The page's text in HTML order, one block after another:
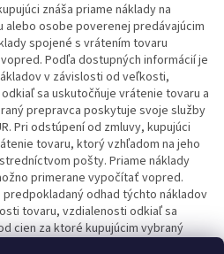
znáša priame náklady na
osobe poverenej predávajúcim
spojené s vrátením tovaru
Podľa dostupných informácií je
v závislosti od veľkosti,
sa uskutočňuje vrátenie tovaru a
prepravca poskytuje svoje služby
Pri odstúpení od zmluvy, kupujúci
tovaru, ktorý vzhľadom na jeho
pošty. Priame náklady
primerane vypočítať vopred.
odhad týchto nákladov
tovaru, vzdialenosti odkiaľ sa
cien za ktoré kupujúcim vybraný